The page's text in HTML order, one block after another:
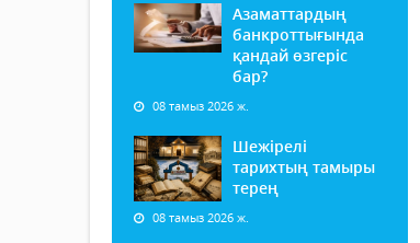
Азаматтардың
банкроттығында
қандай өзгеріс
бар?
08 тамыз 2026 ж.
Шежірелі
тарихтың тамыры
терең
08 тамыз 2026 ж.